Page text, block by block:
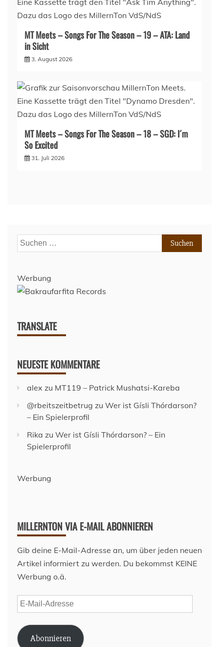
MT Meets – Songs For The Season – 19 – ATA: Land
in Sicht
3. August 2026
MT Meets – Songs For The Season – 18 – SGD: I´m
So Excited
31. Juli 2026
Suchen
nach:
Werbung
TRANSLATE
NEUESTE KOMMENTARE
alex zu MT119 – Patrick Mushatsi-Kareba
@rbeitszeitbetrug zu Wer ist Gísli Thórdarson?
– Ein Spielerprofil
Rika zu Wer ist Gísli Thórdarson? – Ein
Spielerprofil
Werbung
MILLERNTON VIA E-MAIL ABONNIEREN
Gib deine E-Mail-Adresse an, um über jeden neuen
Artikel informiert zu werden. Du bekommst KEINE
Werbung o.ä.
E-
Mail-
Adresse
Abonnieren